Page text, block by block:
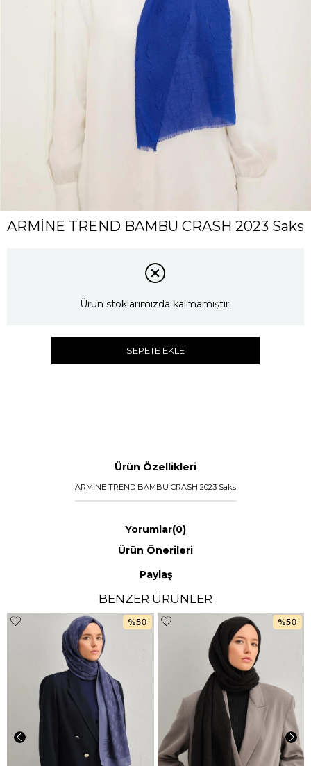
ARMİNE TREND BAMBU CRASH 2023 Saks
Ürün stoklarımızda kalmamıştır.
SEPETE EKLE
Ürün Özellikleri
ARMİNE TREND BAMBU CRASH 2023 Saks
Yorumlar(0)
Ürün Önerileri
Paylaş
BENZER ÜRÜNLER
%50 %50